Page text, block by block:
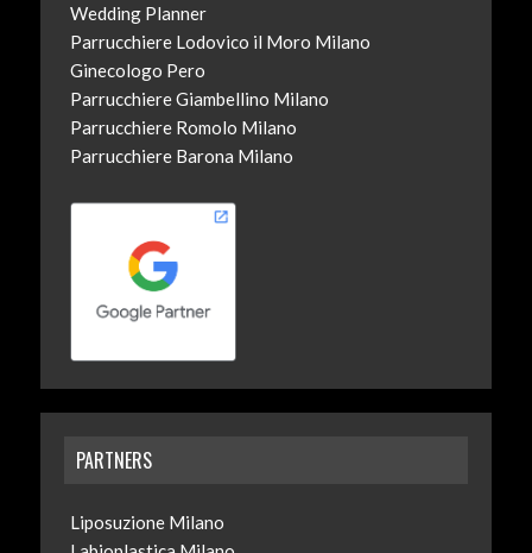
Wedding Planner
Parrucchiere Lodovico il Moro Milano
Ginecologo Pero
Parrucchiere Giambellino Milano
Parrucchiere Romolo Milano
Parrucchiere Barona Milano
PARTNERS
Liposuzione Milano